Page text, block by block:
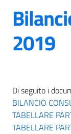
2019
Di seguito i
BILANCIO
TABELLARE
TABELLARE